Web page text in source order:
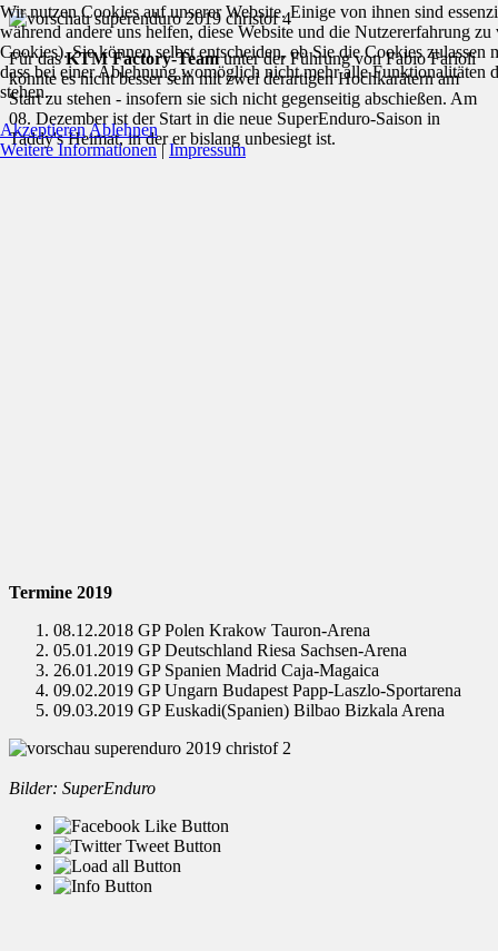
Für dasKTM Factory-Teamunter der Führung von Fabio Farioli
könnte es nicht besser sein mit zwei derartigen Hochkarätern am
Start zu stehen - insofern sie sich nicht gegenseitig abschießen. Am
08. Dezember ist der Start in die neue SuperEnduro-Saison in
Taddy's Heimat, in der er bislang unbesiegt ist.
Termine 2019
08.12.2018 GP Polen Krakow Tauron-Arena
05.01.2019 GP Deutschland Riesa Sachsen-Arena
26.01.2019 GP Spanien Madrid Caja-Magaica
09.02.2019 GP Ungarn Budapest Papp-Laszlo-Sportarena
09.03.2019 GP Euskadi(Spanien) Bilbao Bizkala Arena
Bilder: SuperEnduro
Wir nutzen Cookies auf unserer Website. Einige von ihnen sind
während andere uns helfen, diese Website und die Nutzererfahrung zu
Cookies). Sie können selbst entscheiden, ob Sie die Cookies zulassen
dass bei einer Ablehnung womöglich nicht mehr alle Funktionalitäten
stehen.
AkzeptierenAblehnen
Weitere Informationen|Impressum